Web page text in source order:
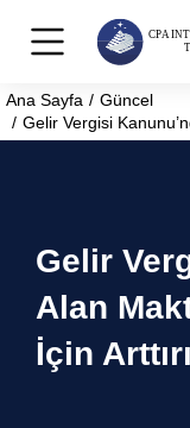
You are here:
Ana Sayfa
Güncel
Gelir Vergisi
Gelir
Alan
İçin